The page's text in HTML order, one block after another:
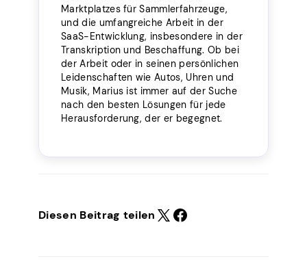
Marktplatzes für Sammlerfahrzeuge,
und die umfangreiche Arbeit in der
SaaS-Entwicklung, insbesondere in der
Transkription und Beschaffung. Ob bei
der Arbeit oder in seinen persönlichen
Leidenschaften wie Autos, Uhren und
Musik, Marius ist immer auf der Suche
nach den besten Lösungen für jede
Herausforderung, der er begegnet.
Diesen Beitrag teilen